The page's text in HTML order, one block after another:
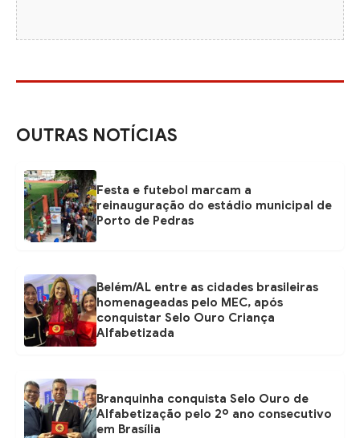
OUTRAS NOTÍCIAS
Festa e futebol marcam a
reinauguração do estádio municipal de
Porto de Pedras
Belém/AL entre as cidades brasileiras
homenageadas pelo MEC, após
conquistar Selo Ouro Criança
Alfabetizada
Branquinha conquista Selo Ouro de
Alfabetização pelo 2º ano consecutivo
em Brasília